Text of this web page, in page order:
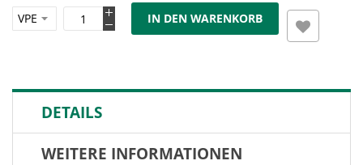
IN DEN WARENKORB
DETAILS
WEITERE INFORMATIONEN